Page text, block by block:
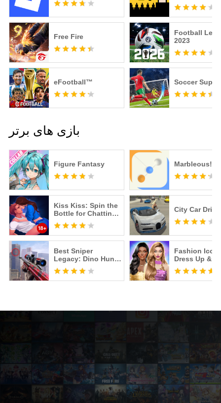
Free Fire
Football
2023
eFootball™ Soccer Super
بازی های برتر
Figure Fantasy
Kiss Kiss: Spin the
Bottle for Chatting
& Fun
Best Sniper
Legacy: Dino Hunt
& Shooter 3D
Marbleous!
City Car
Fashion Icon:
Dress Up &